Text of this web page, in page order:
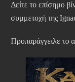
Δείτε το επίσημο
συμμετοχή της
Προπαράγγειλε το